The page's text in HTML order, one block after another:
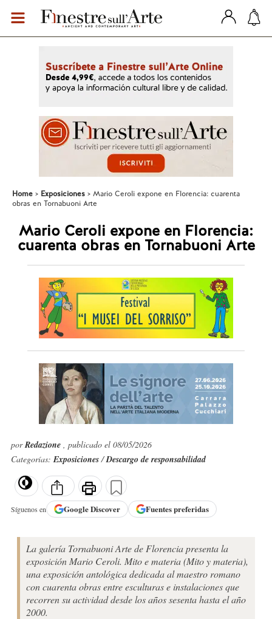
Home Exposiciones
Mario Ceroli expone en Florencia: cuarenta
obras en Tornabuoni Arte
Mario Ceroli expone en Florencia:
cuarenta obras en Tornabuoni Arte
porRedazione , publicado el 08/05/2026
Categorías:Exposiciones/Descargo de responsabilidad
Síguenos en GoogleDiscover Fuentes preferidas
La galería Tornabuoni Arte de Florencia presenta la
exposición Mario Ceroli. Mito e materia (Mito y materia),
una exposición antológica dedicada al maestro romano
con cuarenta obras entre esculturas e instalaciones que
recorren su actividad desde los años sesenta hasta el año
2000.